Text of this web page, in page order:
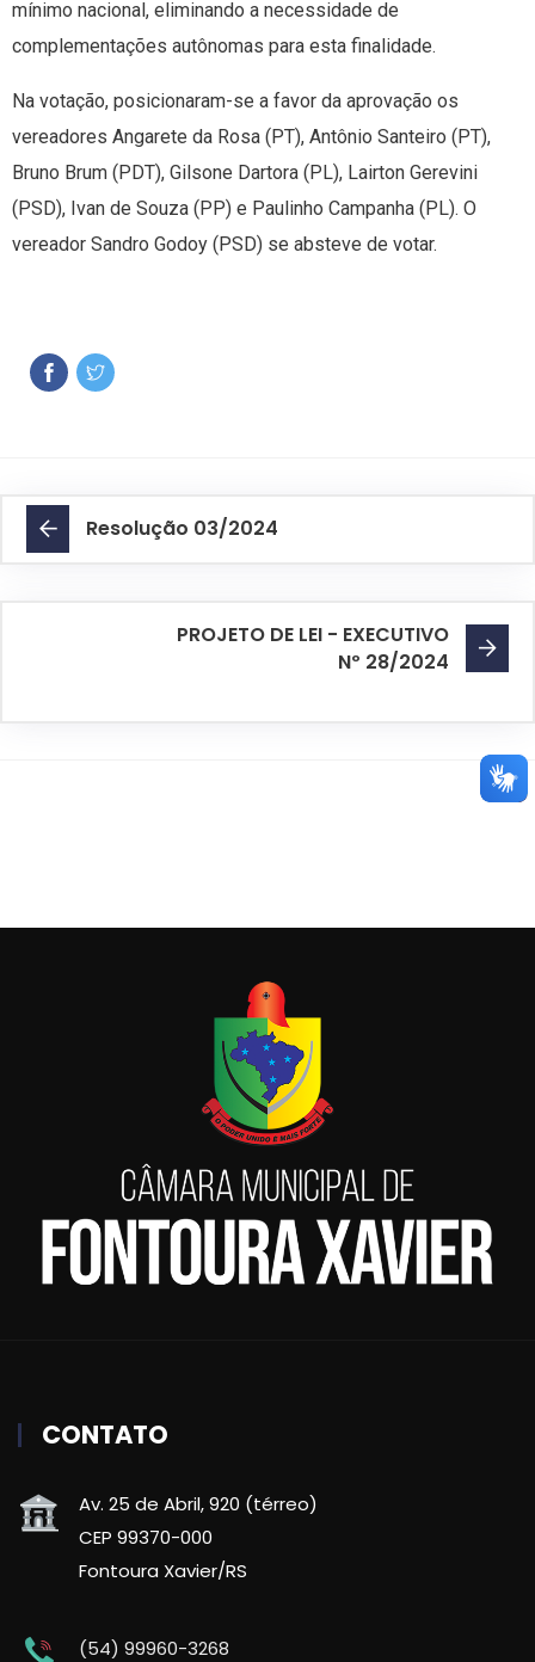
mínimo nacional, eliminando a necessidade de
complementações autônomas para esta finalidade.
Na votação, posicionaram-se a favor da aprovação os
vereadores Angarete da Rosa (PT), Antônio Santeiro (PT),
Bruno Brum (PDT), Gilsone Dartora (PL), Lairton Gerevini
(PSD), Ivan de Souza (PP) e Paulinho Campanha (PL). O
vereador Sandro Godoy (PSD) se absteve de votar.
Resolução 03/2024
PROJETO DE LEI - EXECUTIVO
Nº 28/2024
CONTATO
Av. 25 de Abril, 920 (térreo)
CEP 99370-000
Fontoura Xavier/RS
(54) 99960-3268